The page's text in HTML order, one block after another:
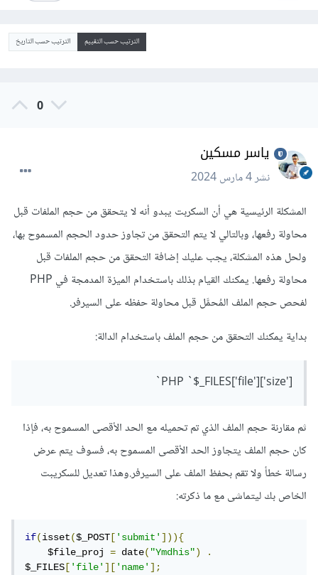
الترتيب حسب التقييم الترتيب حسب التاريخ
0
ياسر مسكين
نشر4 مارس 2024
المشكلة الرئيسية هي أن السكربت يبدو أنه لا يتحقق من حجم الملفات قبل
محاولة رفعها، وبالتالي لا يتم التحقق من تجاوز حدود الحجم المسموح بها،
ولحل هذه المشكلة، يجب عليك إضافة التحقق من حجم الملفات قبل
محاولة رفعها. يمكنك القيام بذلك باستخدام الميزة المدمجة في PHP
لفحص حجم الملف المُحمَّل قبل محاولة حفظه على السيرفر.
بداية يمكنك التحقق من حجم الملف باستخدام الدالة:
PHP `$_FILES['file']['size']`
ثم مقارنة حجم الملف الذي تم تحميله مع الحد الأقصى المسموح به، فإذا
كان حجم الملف يتجاوز الحد الأقصى المسموح به، فسوف يتم عرض
رسالة خطأ ولا تقم بحفظ الملف على السيرفر.وهذا تعديل للسكريبت
الخاص بك ليتماشى مع ما ذكرته:
if(isset($_POST ['submit'])){
$file_proj = date("Ymdhis")
.
$_FILES ['file']['name'];